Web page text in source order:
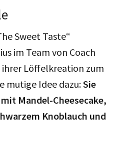
Sweet Taste“
im Team von Coach
Löffelkreation zum
mutige Idee dazu:Sie
Mandel-Cheesecake,
Knoblauch und